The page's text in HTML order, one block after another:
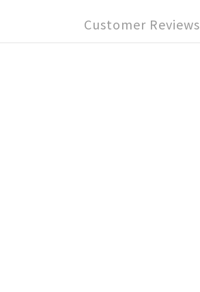
Customer Reviews